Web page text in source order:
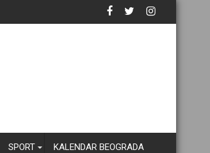
SPORT KALENDAR BEOGRADA